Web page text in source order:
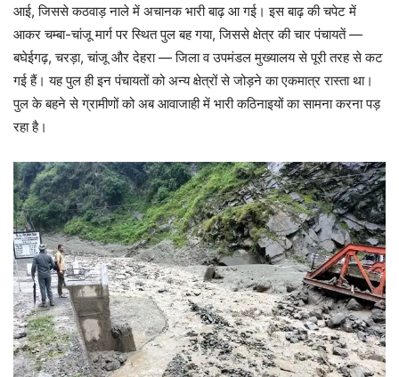
आई, जिससे कठवाड़ नाले में अचानक भारी बाढ़ आ गई। इस बाढ़ की चपेट में
आकर चम्बा-चांजू मार्ग पर स्थित पुल बह गया, जिससे क्षेत्र की चार पंचायतें —
बघेईगढ़, चरड़ा, चांजू और देहरा — जिला व उपमंडल मुख्यालय से पूरी तरह से कट
गई हैं। यह पुल ही इन पंचायतों को अन्य क्षेत्रों से जोड़ने का एकमात्र रास्ता था।
पुल के बहने से ग्रामीणों को अब आवाजाही में भारी कठिनाइयों का सामना करना पड़
रहा है।